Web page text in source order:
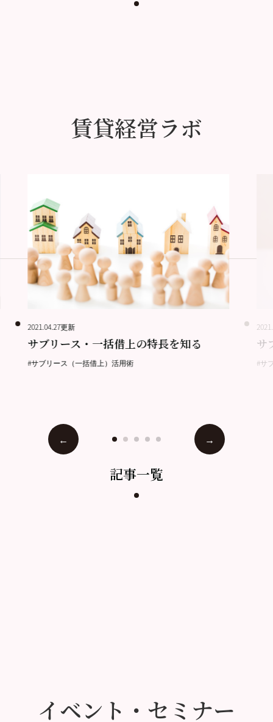
賃貸経営ラボ
2021.04.27更新
サブリース・一括借上の特長を知る
#サブリース（一括借上）活用術
サ
#サ
記事一覧
イベント・セミナー